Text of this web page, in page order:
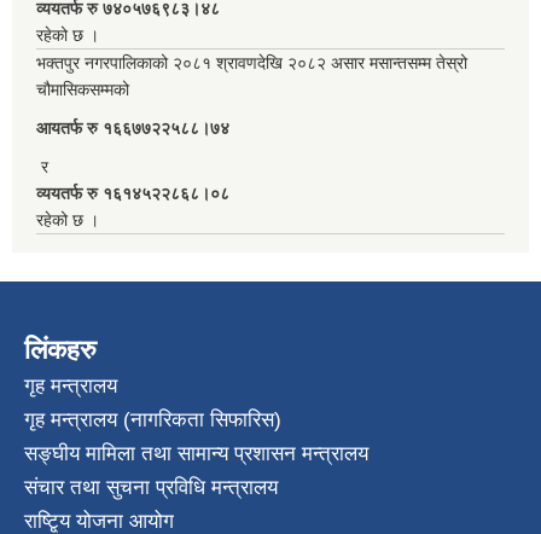
व्ययतर्फ रु ७४०५७६९८३।४८
रहेको छ ।
भक्तपुर नगरपालिकाको २०८१ श्रावणदेखि २०८२ असार मसान्तसम्म तेस्रो
चौमासिकसम्मको
आयतर्फ रु‌ १६६७७२२५८८।७४
र
व्ययतर्फ रु १६१४५२२८६८।०८
रहेको छ ।
लिंकहरु
गृह मन्त्रालय
गृह मन्त्रालय (नागरिकता सिफारिस)
सङ्घीय मामिला तथा सामान्य प्रशासन मन्त्रालय
संचार तथा सुचना प्रविधि मन्त्रालय
राष्टि्ृय योजना आयोग